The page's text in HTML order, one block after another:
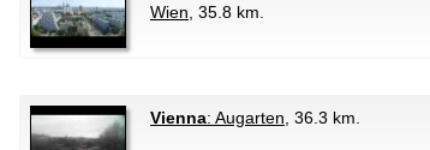
Wien , 35.8 km.
Vienna: Augarten , 36.3 km.